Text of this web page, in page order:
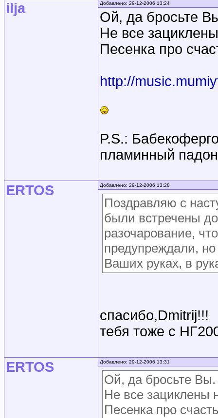
ilja Добавлено: 29-12-2006 13:24
Ой, да бросьте
Не все
Песенка про
http://
P.S.:
пламинный
ERTOS Добавлено: 29-12-2006 13:28
Поздравляю с
были встречены
разочарование,
предупреждали,
Ваших руках, в
спасибо,Dmitrij!!!
тебя тоже с
ERTOS Добавлено: 29-12-2006 13:31
Ой, да бросьте Вы.
Не все зациклены
Песенка про